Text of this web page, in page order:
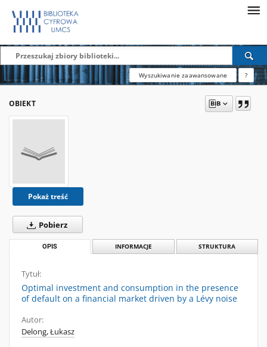
Wyszukiwanie zaawansowane ?
OBIEKT
Pokaż treść
Pobierz
OPIS INFORMACJE STRUKTURA
Tytuł:
Optimal investment and consumption in the presence
of default on a financial market driven by a Lévy noise
Autor:
Delong, Łukasz